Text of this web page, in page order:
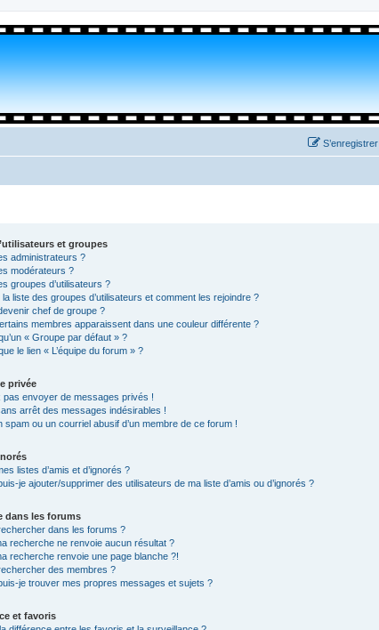
S’enregistrer
et groupes
administrateurs ?
modérateurs ?
groupes d’utilisateurs ?
liste des groupes d’utilisateurs et comment les rejoindre ?
chef de groupe ?
membres apparaissent dans une couleur différente ?
« Groupe par défaut » ?
le lien « L’équipe du forum » ?
privée
pas envoyer de messages privés !
arrêt des messages indésirables !
spam ou un courriel abusif d’un membre de ce forum !
listes d’amis et d’ignorés ?
je ajouter/supprimer des utilisateurs de ma liste d’amis ou d’ignorés ?
dans les forums
dans les forums ?
recherche ne renvoie aucun résultat ?
recherche renvoie une page blanche ?!
des membres ?
je trouver mes propres messages et sujets ?
et favoris